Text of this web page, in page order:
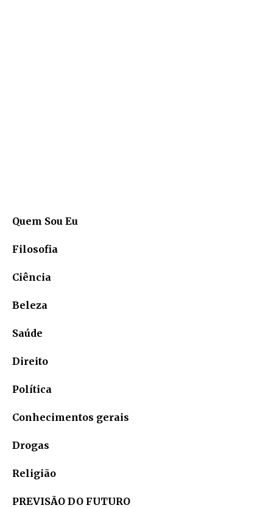
Quem Sou Eu
Filosofia
Ciência
Beleza
Saúde
Direito
Política
Conhecimentos gerais
Drogas
Religião
PREVISÃO DO FUTURO